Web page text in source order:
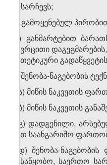
ბ) სარჩევს;
გ) გამოყენებულ
დ) განმარტებით
სივრცითი
ესთეტიკური
ე) შენობა-ნაგებობის
ე.ა) მიწის ნაკვეთის
ე.ბ) მიწის ნაკვეთის
ე.გ) დადგენილი,
მათ საანგარიშო
ე.დ) შენობა-
სასაწყობო, საერთო